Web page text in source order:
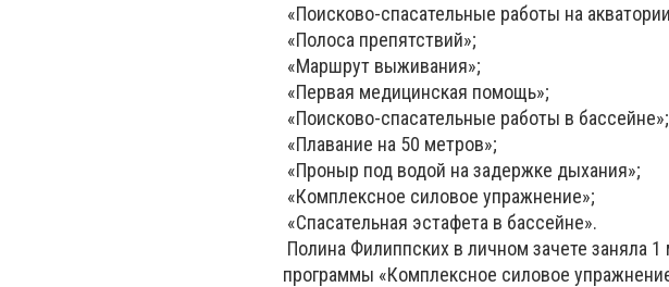
«Поисково-спасательные работы на
«Полоса препятствий»;
«Маршрут выживания»;
«Первая медицинская помощь»;
«Поисково-спасательные работы в бассейне»;
«Плавание на 50 метров»;
«Проныр под водой на задержке дыхания»;
«Комплексное силовое упражнение»;
«Спасательная эстафета в бассейне».
Полина Филиппских в личном зачете заняла
программы «Комплексное силовое